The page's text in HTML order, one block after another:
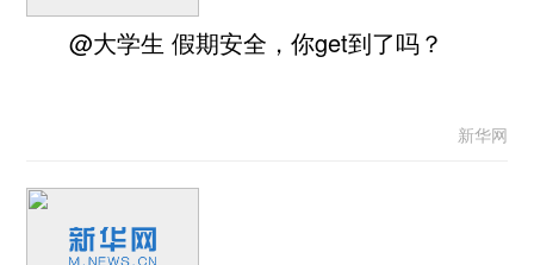
@大学生 假期安全，你get到了吗？
新华网